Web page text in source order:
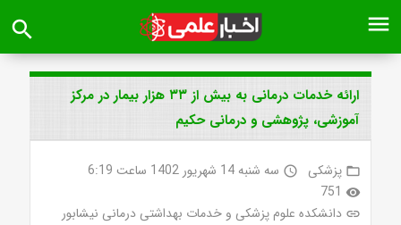
menu
search
ارائه خدمات درمانی به بیش از ۳۳ هزار بیمار در مرکز
آموزشی، پژوهشی و درمانی حکیم
folder_open پزشکی access_time سه شنبه 14 شهریور 1402 ساعت 6:19
visibility
751
link دانشکده علوم پزشکی و خدمات بهداشتی درمانی نیشابور